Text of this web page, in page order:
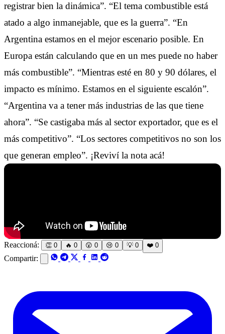
registrar bien la dinámica”. “El tema combustible está
atado a algo inmanejable, que es la guerra”. “En
Argentina estamos en el mejor escenario posible. En
Europa están calculando que en un mes puede no haber
más combustible”. “Mientras esté en 80 y 90 dólares, el
impacto es mínimo. Estamos en el siguiente escalón”.
“Argentina va a tener más industrias de las que tiene
ahora”. “Se castigaba más al sector exportador, que es el
más competitivo”. “Los sectores competitivos no son los
que generan empleo”. ¡Reviví la nota acá!
Reaccioná: 👏 0 🔥 0 😲 0 😢 0 💡 0 ❤️ 0
Compartir: